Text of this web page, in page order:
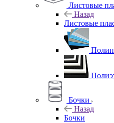
Листовые
Назад
Листовые
Бочки
Назад
Бочки